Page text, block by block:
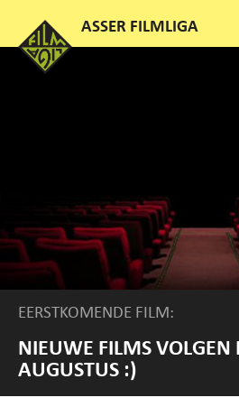
EERSTKOMENDE FILM:
NIEUWE FILMS VOLGEN
AUGUSTUS :)